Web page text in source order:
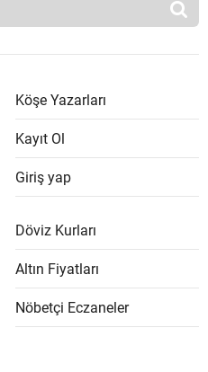
Köşe Yazarları
Kayıt Ol
Giriş yap
Döviz Kurları
Altın Fiyatları
Nöbetçi Eczaneler